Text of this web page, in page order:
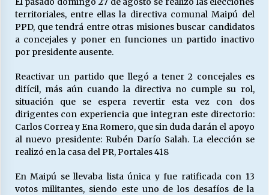
VOLVER A SER ALTERNATIVA
16/06/2026
MUNICIPALIDADES, HONORARIOS, DESPIDOS
28/05/2026
cuestión social hoy”.
territoriales, entre ellas la directiva comunal Maipú del
PPD, que tendrá entre otras misiones buscar candidatos
a concejales y poner en funciones un partido inactivo
por presidente ausente.
Reactivar un partido que llegó a tener 2 concejales es
difícil, más aún cuando la directiva no cumple su rol,
situación que se espera revertir esta vez con dos
dirigentes con experiencia que integran este directorio:
Carlos Correa y Ena Romero, que sin duda darán el apoyo
al nuevo presidente: Rubén Darío Salah. La elección se
realizó en la casa del PR, Portales 418
En Maipú se llevaba lista única y fue ratificada con 13
votos militantes, siendo este uno de los desafíos de la